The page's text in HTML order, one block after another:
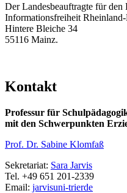
Der Landesbeauftragte für den
Informationsfreiheit
Hintere Bleiche 34
55116 Mainz.
Kontakt
Professur für
mit den Schwerpunkten
Prof. Dr. Sabine Klomfaß
Sekretariat: Sara Jarvis
Tel. +49 651 201-2339
Email: jarvisuni-trierde